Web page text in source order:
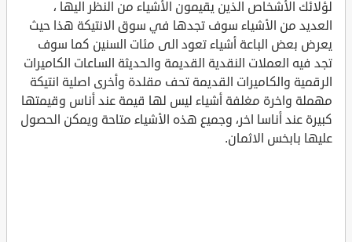
لؤلائك الأشخاص الذين يقيمون الأشياء من النظر اليها ،
العديد من الأشياء سوف تجدها في سوق الانتيكة هذا حيث
يعرض بعض الباعة أشياء تعود الى مئات السنين كما سوف
تجد فيه العملات النقدية القديمة والحديثة الساعات الكاميرات
الرقمية والكاميرات القديمة تحف مقلدة وأخرى اصلية انتيكة
مهملة واخرة مغلفة أشياء ليس لها قيمة عند أناس وقيمتها
كبيرة عند أناسا اخر، وجميع هذه الأشياء متاحة ويمكن الحصول
عليها بابخس الاثمان.